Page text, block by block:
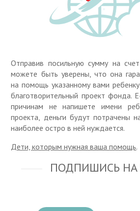
Отправив посильную сумму на
можете быть уверены, что она
на помощь указанному вами
благотворительный проект фонда.
причинам не напишете имени
проекта, деньги будут потрачены
наиболее остро в ней нуждается.
Дети, которым нужная ваша помощь.
ПОДПИШИСЬ НА